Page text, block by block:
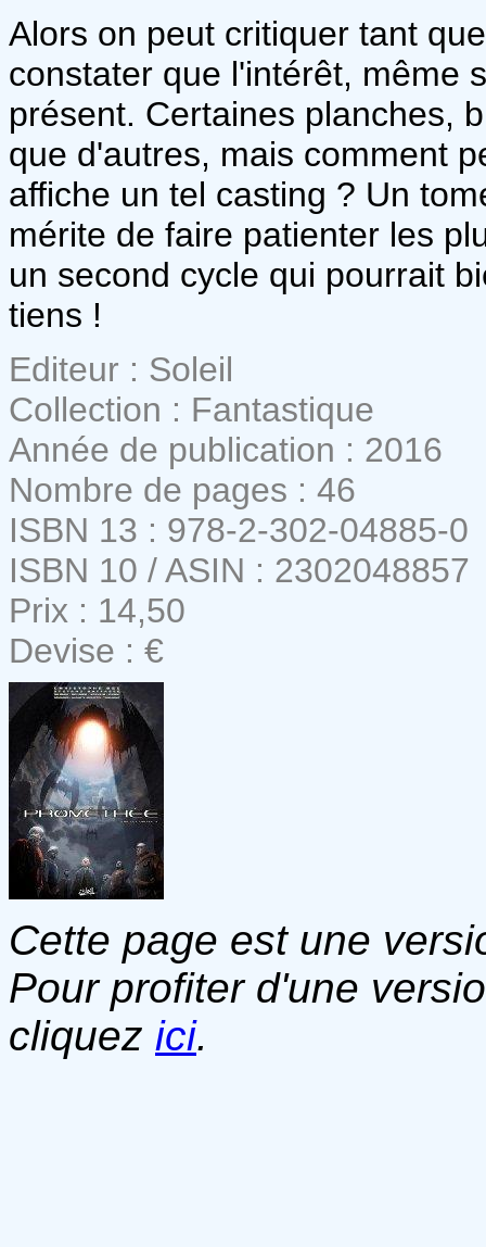
Alors on peut critiquer tant
constater que l'intérêt, même
présent. Certaines planches,
que d'autres, mais comment
affiche un tel casting ? Un
mérite de faire patienter les
un second cycle qui pourrait
tiens !
Editeur : Soleil
Collection : Fantastique
Année de publication : 2016
Nombre de pages : 46
ISBN 13 : 978-2-302-04885-0
ISBN 10 / ASIN : 2302048857
Prix : 14,50
Devise : €
Cette page est une
Pour profiter d'une
cliquez ici.